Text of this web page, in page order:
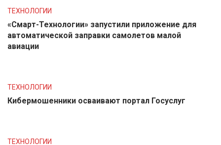
ТЕХНОЛОГИИ
«Смарт-Технологии» запустили приложение для
автоматической заправки самолетов малой
авиации
ТЕХНОЛОГИИ
Кибермошенники осваивают портал Госуслуг
ТЕХНОЛОГИИ